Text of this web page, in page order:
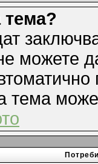
можете
тема